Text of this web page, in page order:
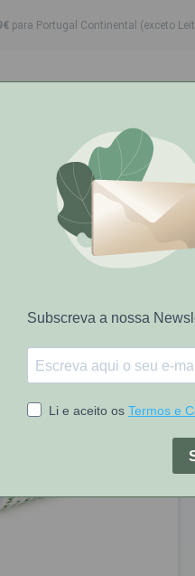
para Portugal Continental (exceto
Toggle dropdown
ToggleHigiene
10 Mx10 Cm
12%